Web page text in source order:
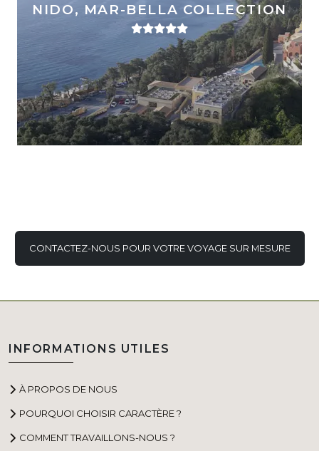
NIDO, MAR-BELLA COLLECTION
CONTACTEZ-NOUS POUR VOTRE VOYAGE SUR MESURE
INFORMATIONS UTILES
À PROPOS DE NOUS
POURQUOI CHOISIR CARACTÈRE ?
COMMENT TRAVAILLONS-NOUS ?